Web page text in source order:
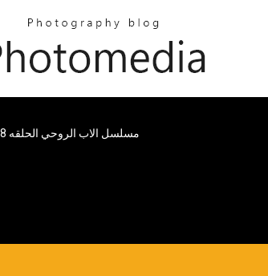
مسلسل الاب الروحي الحلقه 18 الجزء الاول